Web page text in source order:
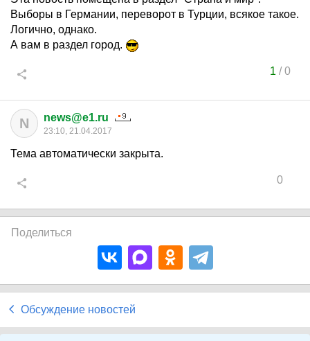
Выборы в Германии, переворот в Турции, всякое такое.
Логично, однако.
А вам в раздел город.
1 /0
N news@e1.ru
23:10, 21.04.2017
Тема автоматически закрыта.
0
Поделиться
Обсуждение новостей